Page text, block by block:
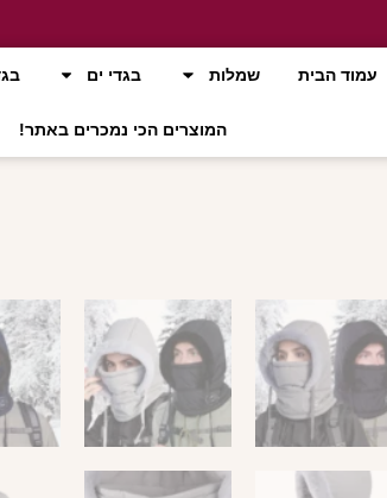
עמוד הבית
שמלות בגדי ים
המוצרים הכי נמכרים באתר!